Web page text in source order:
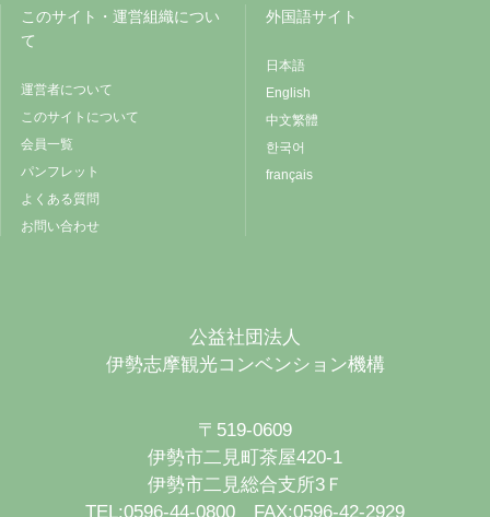
このサイト・運営組織につい
て
運営者について
このサイトについて
会員一覧
パンフレット
よくある質問
お問い合わせ
外国語サイト
日本語
English
中文繁體
한국어
français
公益社団法人
伊勢志摩観光コンベンション機構
〒519-0609
伊勢市二見町茶屋420-1
伊勢市二見総合支所3Ｆ
TEL:0596-44-0800 FAX:0596-42-2929